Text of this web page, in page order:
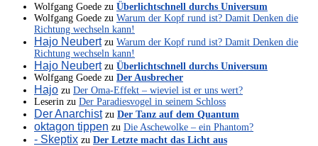
Wolfgang Goede zu Überlichtschnell durchs Universum
Wolfgang Goede zu Warum der Kopf rund ist? Damit Denken die
Richtung wechseln kann!
Hajo Neubertzu Warum der Kopf rund ist? Damit Denken die
Richtung wechseln kann!
Hajo Neubertzu Überlichtschnell durchs Universum
Wolfgang Goede zu Der Ausbrecher
Hajo zu Der Oma-Effekt – wieviel ist er uns wert?
Leserin zu Der Paradiesvogel in seinem Schloss
Der Anarchistzu Der Tanz auf dem Quantum
oktagon tippen zu Die Aschewolke – ein Phantom?
- Skeptix zu Der Letzte macht das Licht aus